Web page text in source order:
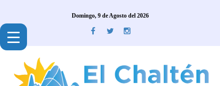
Domingo, 9 de Agosto del 2026